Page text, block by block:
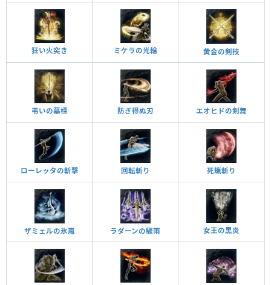
狂い火突き ミケラの光輪 黄金の剣技
弔いの墓標 防ぎ得ぬ刃 エオヒドの剣舞
ローレッタの斬撃 回転斬り 死蝋斬り
ザミェルの氷嵐 ラダーンの驟雨 女王の黒炎